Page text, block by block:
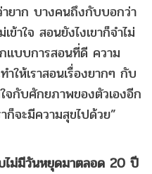
ยาก บางคนถึงกับบอกว่า
ข้าใจ สอนยังไงเขาก็จำไม่
กแบบการสอนที่ดี ความ
ำให้เราสอนเรื่องยากๆ กับ
จกับศักยภาพของตัวเองอีก
ก็จะมีความสุขไปด้วย”
ไม่มีวันหยุดมาตลอด 20 ปี